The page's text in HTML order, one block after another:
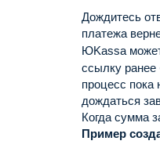
Дождитеcь
платежа
ЮKassa
ссылку ранее
процесс
дождаться
Когда сумма
Пример